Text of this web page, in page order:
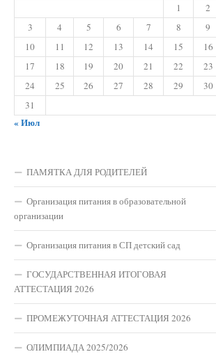
1
2
3
4 5 6 7 8
9
10
11 12 13 14 15
16
17
18 19 20 21 22
23
24
25 26 27 28 29
30
31
« Июл
ПАМЯТКА ДЛЯ РОДИТЕЛЕЙ
Организация питания в образовательной
организации
Организация питания в СП детский сад
ГОСУДАРСТВЕННАЯ ИТОГОВАЯ
АТТЕСТАЦИЯ 2026
ПРОМЕЖУТОЧНАЯ АТТЕСТАЦИЯ 2026
ОЛИМПИАДА 2025/2026